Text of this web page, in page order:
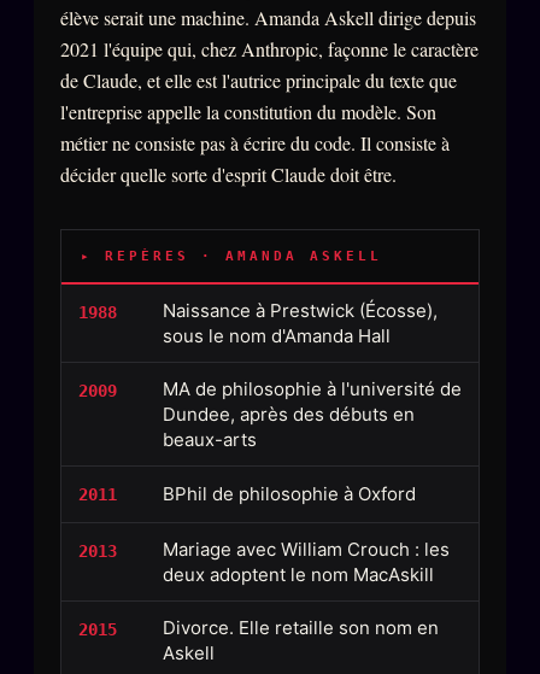
Oracle Algorithme
Audit Social
LIVRES TRILOGIE + 2
BRAQUAGE
SUSPECTE
Compte Suspendu2024
Le procès Brigitte Macron
Catalogue
ZS Bundle
Références
SOCIÉTÉ DES AMIS
élève serait une machine. Amanda Askell dirige depuis
2021 l'équipe qui, chez Anthropic, façonne le caractère
de Claude, et elle est l'autrice principale du texte que
l'entreprise appelle la constitution du modèle. Son
métier ne consiste pas à écrire du code. Il consiste à
décider quelle sorte d'esprit Claude doit être.
▸ REPÈRES · AMANDA ASKELL
1988
Naissance à Prestwick (Écosse),
sous le nom d'Amanda Hall
2009
MA de philosophie à l'université de
Dundee, après des débuts en
beaux-arts
2011 BPhil de philosophie à Oxford
2013
Mariage avec William Crouch : les
deux adoptent le nom MacAskill
2015
Divorce. Elle retaille son nom en
Askell